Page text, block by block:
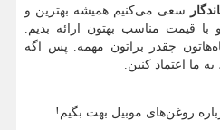
سعی می‌کنیم همیشه بهترین و
قیمت مناسب بهتون ارائه بدیم.
چقدر براتون مهمه. پس اگه
ما اعتماد کنین.
روغن‌های موبیل بهت بگیم !